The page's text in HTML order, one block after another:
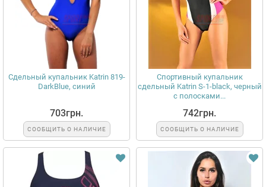
Сдельный купальник Katrin 819-
DarkBlue, синий
703грн.
СООБЩИТЬ О НАЛИЧИЕ
Спортивный купальник
сдельный Katrin S-1-black, черный
с полосками...
742грн.
СООБЩИТЬ О НАЛИЧИЕ